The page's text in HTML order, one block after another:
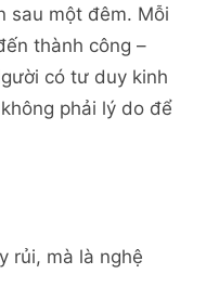
sau một đêm. Mỗi
thành công –
có tư duy kinh
phải lý do để
rủi, mà là nghệ